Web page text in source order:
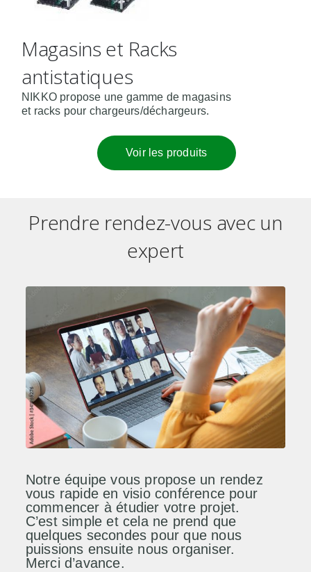
Magasins et Racks
antistatiques
NIKKO propose une gamme de magasins
et racks pour chargeurs/déchargeurs.
Voir les produits
Prendre rendez-vous avec un
expert
Notre équipe vous propose un rendez
vous rapide en visio conférence pour
commencer à étudier votre projet.
C’est simple et cela ne prend que
quelques secondes pour que nous
puissions ensuite nous organiser.
Merci d’avance.